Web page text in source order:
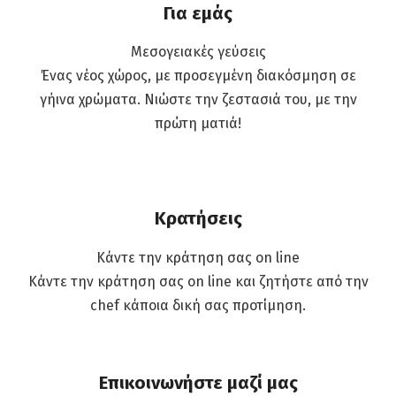
Για εμάς
Μεσογειακές γεύσεις
Ένας νέος χώρος, με προσεγμένη διακόσμηση σε
γήινα χρώματα. Νιώστε την ζεστασιά του, με την
πρώτη ματιά!
Κρατήσεις
Κάντε την κράτηση σας on line
Κάντε την κράτηση σας on line και ζητήστε από την
chef κάποια δική σας προτίμηση.
Επικοινωνήστε μαζί μας